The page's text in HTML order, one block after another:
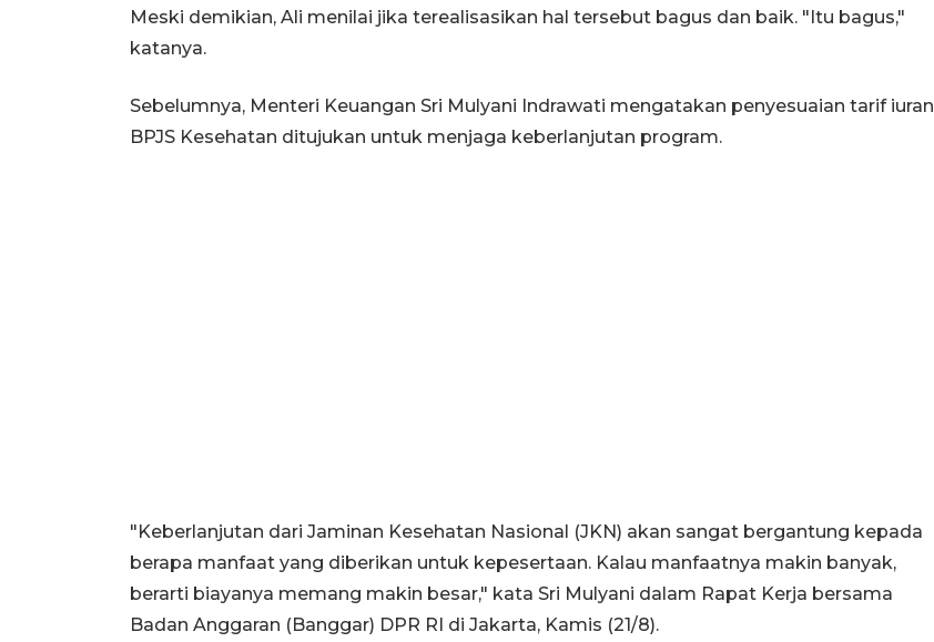
Meski demikian, Ali menilai jika terealisasikan hal tersebut bagus dan baik. "Itu bagus,"
katanya.
Sebelumnya, Menteri Keuangan Sri Mulyani Indrawati mengatakan penyesuaian tarif iuran
BPJS Kesehatan ditujukan untuk menjaga keberlanjutan program.
"Keberlanjutan dari Jaminan Kesehatan Nasional (JKN) akan sangat bergantung kepada
berapa manfaat yang diberikan untuk kepesertaan. Kalau manfaatnya makin banyak,
berarti biayanya memang makin besar," kata Sri Mulyani dalam Rapat Kerja bersama
Badan Anggaran (Banggar) DPR RI di Jakarta, Kamis (21/8).